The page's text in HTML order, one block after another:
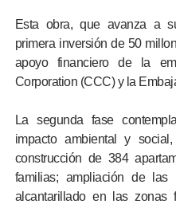
Esta obra, que avanza a
primera inversión de 50
apoyo financiero de la
Corporation (CCC) y la
La segunda fase
impacto ambiental y
construcción de 384
familias; ampliación de
alcantarillado en las zonas